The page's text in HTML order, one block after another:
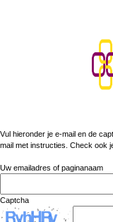
Vul hieronder je e-mail en de
mail met instructies. Check ook
Uw emailadres of paginanaam
Captcha